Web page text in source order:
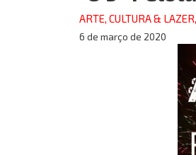
ARTE, CULTURA & LAZER,
6 de março de 2020